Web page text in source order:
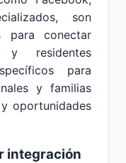
son
para conectar
residentes
para
y familias
oportunidades
integración